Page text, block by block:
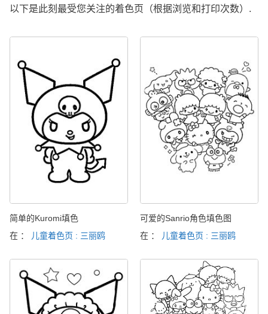
以下是此刻最受您关注的着色页（根据浏览和打印次数）.
简单的Kuromi填色
在 ：
儿童着色页 : 三丽鸥
可爱的Sanrio角色填色图
在 ：
儿童着色页 : 三丽鸥